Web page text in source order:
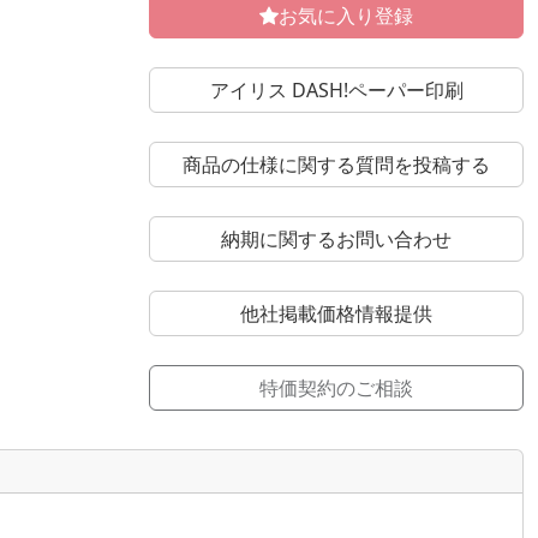
お気に入り登録
アイリス DASH!ペーパー印刷
商品の仕様に関する質問を投稿する
納期に関するお問い合わせ
他社掲載価格情報提供
特価契約のご相談